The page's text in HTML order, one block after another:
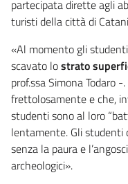
partecipata dirette agli
turisti della città di
«Al momento gli
scavato lostrato
prof.ssa Simona Todaro
frettolosamente e che,
studenti sono al loro
lentamente. Gli studenti
senza la paura e
archeologici».